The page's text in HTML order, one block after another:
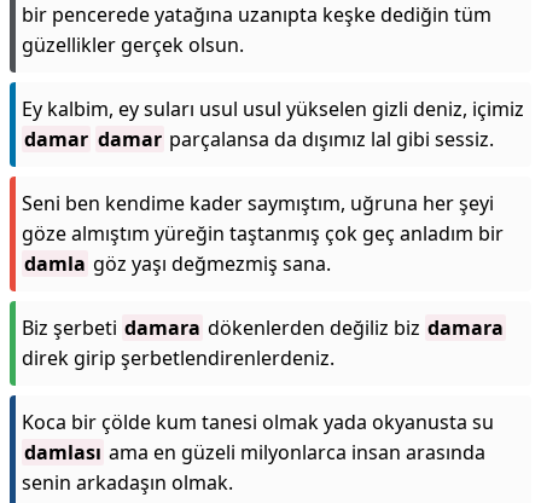
bir pencerede yatağına uzanıpta keşke dediğin tüm
güzellikler gerçek olsun.
Ey kalbim, ey suları usul usul yükselen gizli deniz, içimiz
damar damar parçalansa da dışımız lal gibi sessiz.
Seni ben kendime kader saymıştım, uğruna her şeyi
göze almıştım yüreğin taştanmış çok geç anladım bir
damla göz yaşı değmezmiş sana.
Biz şerbeti damara dökenlerden değiliz biz damara
direk girip şerbetlendirenlerdeniz.
Koca bir çölde kum tanesi olmak yada okyanusta su
damlası ama en güzeli milyonlarca insan arasında
senin arkadaşın olmak.